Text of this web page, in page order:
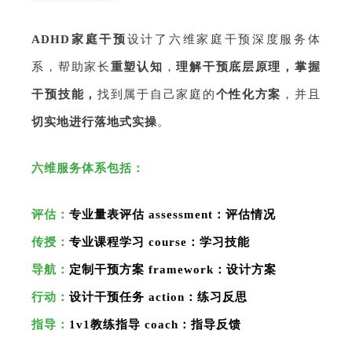
ADHD家庭干预设计了六维家庭干预深度服务体
系，帮助家长重塑认知 ，理解干预底层原理，掌握
干预技能，找到属于自己家庭的个性化方案 ，并且
切实地进行落地式实操。
六维服务体系包括：
评估：专业量表评估 assessment：评估情况
传授：专业课程学习 course：学习技能
导航： 定制干预方案 framework：设计方案
行动：设计干预任务 action：练习反思
指导： 1v1教练指导 coach：指导反馈